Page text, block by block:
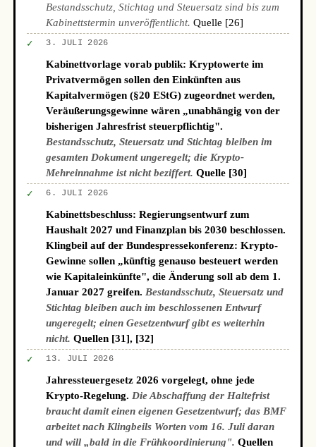
Bestandsschutz, Stichtag und Steuersatz sind bis zum
Kabinettstermin unveröffentlicht. Quelle [26]
✓ 3. JULI 2026
Kabinettvorlage vorab publik: Kryptowerte im
Privatvermögen sollen den Einkünften aus
Kapitalvermögen (§20 EStG) zugeordnet werden,
Veräußerungsgewinne wären „unabhängig von der
bisherigen Jahresfrist steuerpflichtig".
Bestandsschutz, Steuersatz und Stichtag bleiben im
gesamten Dokument ungeregelt; die Krypto-
Mehreinnahme ist nicht beziffert. Quelle [30]
✓ 6. JULI 2026
Kabinettsbeschluss: Regierungsentwurf zum
Haushalt 2027 und Finanzplan bis 2030 beschlossen.
Klingbeil auf der Bundespressekonferenz: Krypto-
Gewinne sollen „künftig genauso besteuert werden
wie Kapitaleinkünfte", die Änderung soll ab dem 1.
Januar 2027 greifen. Bestandsschutz, Steuersatz und
Stichtag bleiben auch im beschlossenen Entwurf
ungeregelt; einen Gesetzentwurf gibt es weiterhin
nicht. Quellen [31], [32]
✓ 13. JULI 2026
Jahressteuergesetz 2026 vorgelegt, ohne jede
Krypto-Regelung. Die Abschaffung der Haltefrist
braucht damit einen eigenen Gesetzentwurf; das BMF
arbeitet nach Klingbeils Worten vom 16. Juli daran
und will „bald in die Frühkoordinierung". Quellen